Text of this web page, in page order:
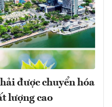
được chuyển hóa
lượng cao